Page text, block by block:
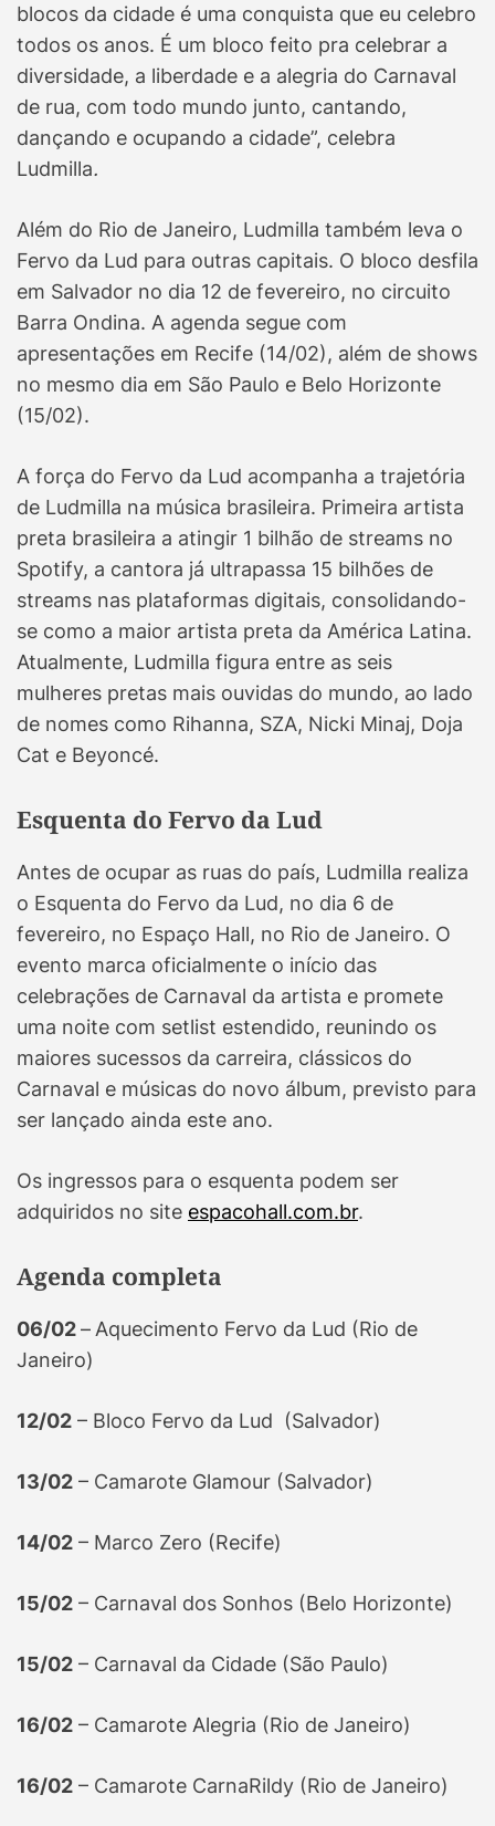
blocos da cidade é uma conquista que eu celebro
todos os anos. É um bloco feito pra celebrar a
diversidade, a liberdade e a alegria do Carnaval
de rua, com todo mundo junto, cantando,
dançando e ocupando a cidade”, celebra
Ludmilla.
Além do Rio de Janeiro, Ludmilla também leva o
Fervo da Lud para outras capitais. O bloco desfila
em Salvador no dia 12 de fevereiro, no circuito
Barra Ondina. A agenda segue com
apresentações em Recife (14/02), além de shows
no mesmo dia em São Paulo e Belo Horizonte
(15/02).
A força do Fervo da Lud acompanha a trajetória
de Ludmilla na música brasileira. Primeira artista
preta brasileira a atingir 1 bilhão de streams no
Spotify, a cantora já ultrapassa 15 bilhões de
streams nas plataformas digitais, consolidando-
se como a maior artista preta da América Latina.
Atualmente, Ludmilla figura entre as seis
mulheres pretas mais ouvidas do mundo, ao lado
de nomes como Rihanna, SZA, Nicki Minaj, Doja
Cat e Beyoncé.
Esquenta do Fervo da Lud
Antes de ocupar as ruas do país, Ludmilla realiza
o Esquenta do Fervo da Lud, no dia 6 de
fevereiro, no Espaço Hall, no Rio de Janeiro. O
evento marca oficialmente o início das
celebrações de Carnaval da artista e promete
uma noite com setlist estendido, reunindo os
maiores sucessos da carreira, clássicos do
Carnaval e músicas do novo álbum, previsto para
ser lançado ainda este ano.
Os ingressos para o esquenta podem ser
adquiridos no site espacohall.com.br.
Agenda completa
06/02– Aquecimento Fervo da Lud (Rio de
Janeiro)
12/02 – Bloco Fervo da Lud (Salvador)
13/02 – Camarote Glamour (Salvador)
14/02 – Marco Zero (Recife)
15/02 – Carnaval dos Sonhos (Belo Horizonte)
15/02 – Carnaval da Cidade (São Paulo)
16/02 – Camarote Alegria (Rio de Janeiro)
16/02 – Camarote CarnaRildy (Rio de Janeiro)